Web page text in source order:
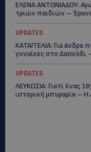
ΕΛΕΝΑ ΑΝΤΩΝΙΑΔΟΥ:
τριών παιδιών –
UPDATES
ΚΑΤΑΓΓΕΛΙΑ: Για άνδρα
γυναίκες στο Δασούδι
UPDATES
ΛΕΥΚΩΣΙΑ: Γιατί ένας
ιστορική μπυραρία –